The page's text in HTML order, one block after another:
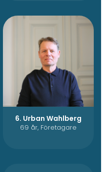
6. Urban Wahlberg
69 år, Företagare